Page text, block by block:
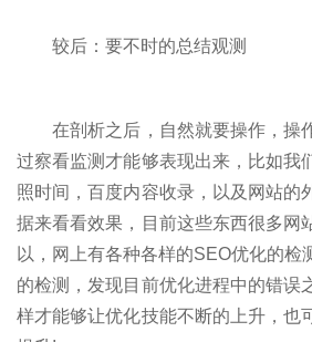
较后：要不时的总结观测
在剖析之后，自然就要操作，操
过察看监测才能够表现出来，比如我
照时间，百度内容收录，以及网站的
据来看看效果，目前这些东西很多网
以，网上有各种各样的SEO优化的检
的检测，发现目前优化进程中的错误
样才能够让优化技能不断的上升，也